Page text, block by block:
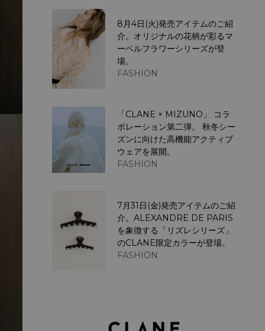
8月4日(火)発売アイテムのご紹
介。オリジナルの花柄が彩るマ
ーベルフラワーシリーズが登
場。
FASHION
「CLANE × MIZUNO」 コラ
ボレーション第二弾。 秋冬シー
ズンに向けた高機能アクティブ
ウェアを展開。
FASHION
7月31日(金)発売アイテムのご紹
介。ALEXANDRE DE PARIS
を象徴する「リズレシリーズ」
のCLANE限定カラーが登場。
FASHION